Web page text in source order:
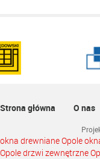
Strona główna O nas
okna drewniane Opole
Opole drzwi zewnętrzne